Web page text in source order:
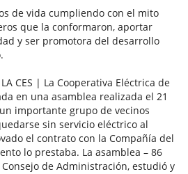
de vida cumpliendo con el mito
que la conformaron, aportar
y ser promotora del desarrollo
CES | La Cooperativa Eléctrica de
en una asamblea realizada el 21
importante grupo de vecinos
sin servicio eléctrico al
el contrato con la Compañía del
lo prestaba. La asamblea – 86
de Administración, estudió y